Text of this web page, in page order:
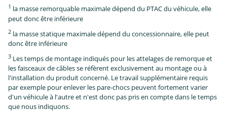
1 la masse remorquable maximale dépend du PTAC du véhicule, elle
peut donc être inférieure
2 la masse statique maximale dépend du concessionnaire, elle peut
donc être inférieure
3 Les temps de montage indiqués pour les attelages de remorque et
les faisceaux de câbles se réfèrent exclusivement au montage ou à
l'installation du produit concerné. Le travail supplémentaire requis
par exemple pour enlever les pare-chocs peuvent fortement varier
d'un véhicule à l'autre et n'est donc pas pris en compte dans le temps
que nous indiquons.